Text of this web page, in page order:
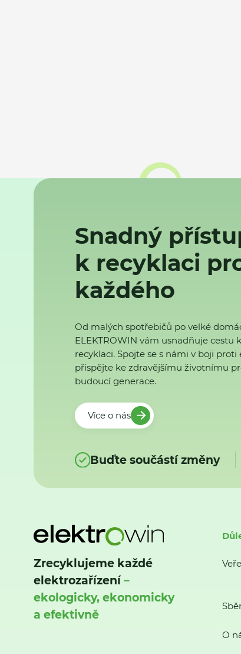
Snadný
k recyklaci
každého
Od malých spotřebičů po velké
ELEKTROWIN vám usnadňuje cestu
recyklaci. Spojte se s námi v boji
přispějte ke zdravějšímu životnímu
budoucí generace.
Více o nás
Buďte součástí změny
Zrecyklujeme každé
elektrozařízení–
ekologicky, ekonomicky
a efektivně
O